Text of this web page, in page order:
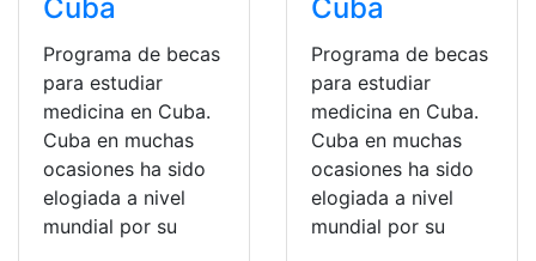
Cuba
Programa de becas
para estudiar
medicina en Cuba.
Cuba en muchas
ocasiones ha sido
elogiada a nivel
mundial por su
Cuba
Programa de becas
para estudiar
medicina en Cuba.
Cuba en muchas
ocasiones ha sido
elogiada a nivel
mundial por su